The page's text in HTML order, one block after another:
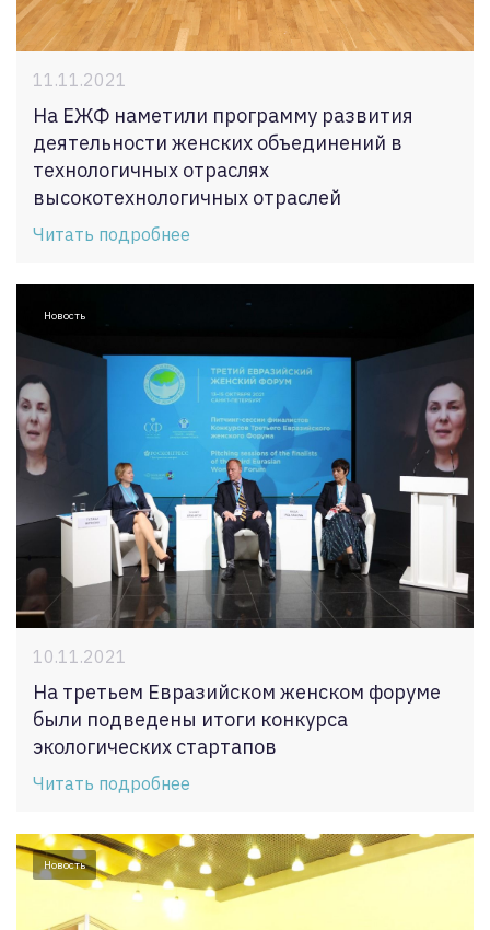
11.11.2021
На ЕЖФ наметили программу развития
деятельности женских объединений в
технологичных отраслях
высокотехнологичных отраслей
Читать подробнее
Новость
10.11.2021
На третьем Евразийском женском форуме
были подведены итоги конкурса
экологических стартапов
Читать подробнее
Новость